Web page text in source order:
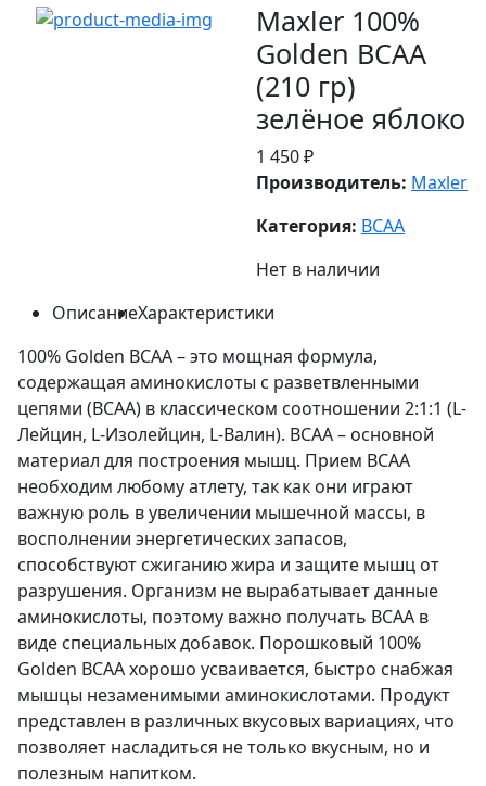
Maxler 100%
Golden BCAA
(210 гр)
зелёное яблоко
1 450 ₽
Производитель: Maxler
Категория: BCAA
Нет в наличии
ОписаниеХарактеристики
100% Golden BCAA – это мощная формула,
содержащая аминокислоты с разветвленными
цепями (BCAA) в классическом соотношении 2:1:1 (L-
Лейцин, L-Изолейцин, L-Валин). BCAA – основной
материал для построения мышц. Прием BCAA
необходим любому атлету, так как они играют
важную роль в увеличении мышечной массы, в
восполнении энергетических запасов,
способствуют сжиганию жира и защите мышц от
разрушения. Организм не вырабатывает данные
аминокислоты, поэтому важно получать BCAA в
виде специальных добавок. Порошковый 100%
Golden BCAA хорошо усваивается, быстро снабжая
мышцы незаменимыми аминокислотами. Продукт
представлен в различных вкусовых вариациях, что
позволяет насладиться не только вкусным, но и
полезным напитком.